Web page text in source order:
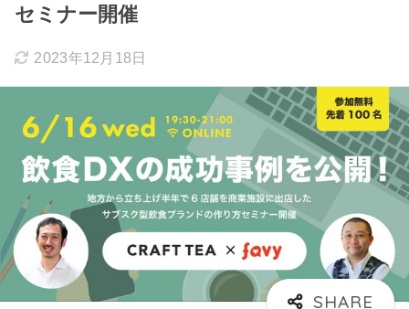
セミナー開催
2023年12月18日